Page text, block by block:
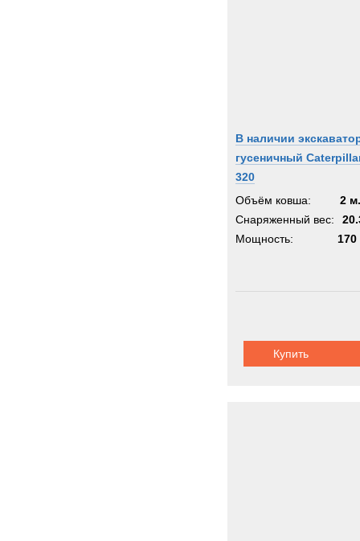
В наличии
гусеничный
320
Объём ковша:
2
Снаряженный вес:
Мощность:
170
Купить